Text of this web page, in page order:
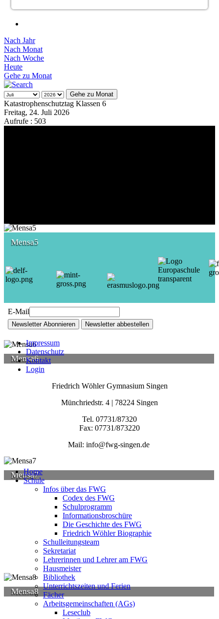
Nach Jahr
Nach Monat
Nach Woche
Heute
Gehe zu Monat
Gehe zu Monat
Katastrophenschutztag Klassen 6
Freitag, 24. Juli 2026
Aufrufe : 503
Mensa5
Mensa6
Mensa7
Mensa8
E-Mail
Newsletter Abonnieren Newsletter abbestellen
Impressum
Datenschutz
Kontakt
Login
Friedrich Wöhler Gymnasium Singen
Münchriedstr. 4 | 78224 Singen
Tel. 07731/87320
Fax: 07731/873220
Mail: info@fwg-singen.de
Home
Schule
Infos über das FWG
Codex des FWG
Schulprogramm
Informationsbroschüre
Die Geschichte des FWG
Friedrich Wöhler Biographie
Schulleitungsteam
Sekretariat
Lehrerinnen und Lehrer am FWG
Hausmeister
Bibliothek
Unterrichtszeiten und Ferien
Fächer
Arbeitsgemeinschaften (AGs)
Leseclub